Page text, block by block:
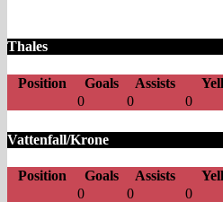
Thales
Position Goals Assists
0
0 0
Vattenfall/Krone
Position Goals Assists
0
0 0